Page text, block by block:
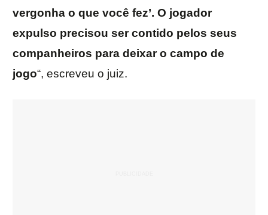
vergonha o que você fez’. O jogador
expulso precisou ser contido pelos seus
companheiros para deixar o campo de
jogo“, escreveu o juiz.